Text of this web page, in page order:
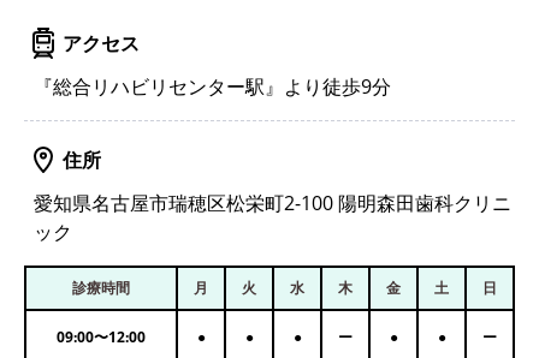
アクセス
『総合リハビリセンター駅』より徒歩9分
住所
愛知県名古屋市瑞穂区松栄町2-100 陽明森田歯科クリニ
ック
診療時間 月 火 水 木 金 土 日
09:00〜12:00 ● ● ● ー ● ● ー